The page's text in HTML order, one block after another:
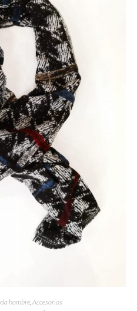
hombre,Accesorios